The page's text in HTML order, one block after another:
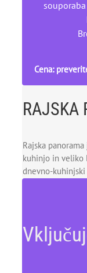
Cena:
RAJSKA
Rajska
kuhinjo in veliko
dnevno-